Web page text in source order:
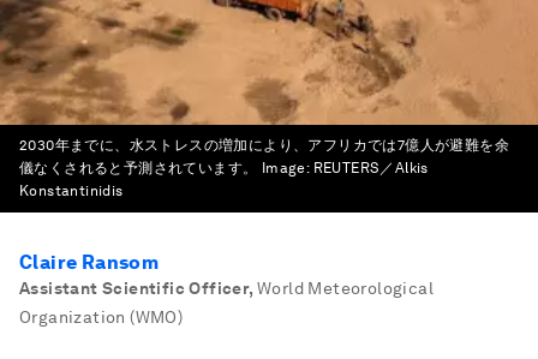
2030年までに、水ストレスの増加により、アフリカでは7億人が避難を余
儀なくされると予測されています。
Image: REUTERS／Alkis
Konstantinidis
Claire Ransom
Assistant Scientific Officer, World Meteorological
Organization (WMO)